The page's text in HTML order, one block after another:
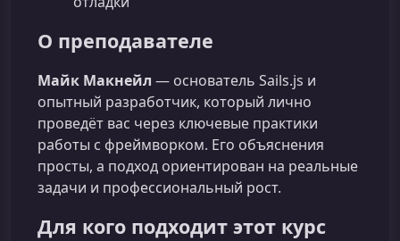
О преподавателе
Майк Макнейл — основатель Sails.js и
опытный разработчик, который лично
проведёт вас через ключевые практики
работы с фреймворком. Его объяснения
просты, а подход ориентирован на реальные
задачи и профессиональный рост.
Для кого подходит этот курс